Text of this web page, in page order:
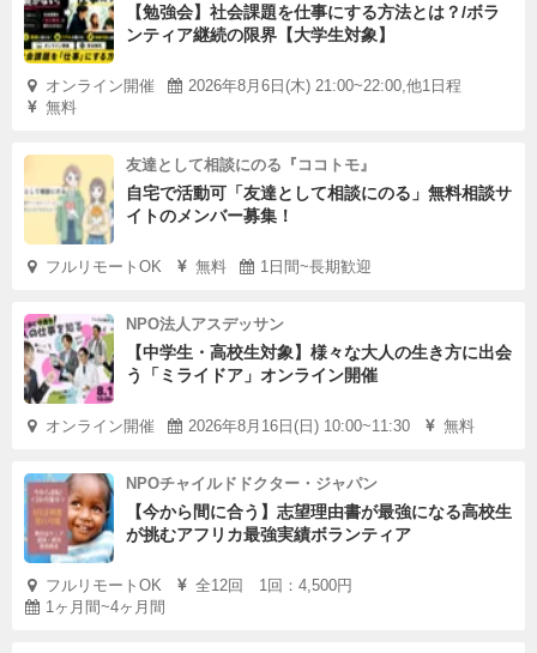
【勉強会】社会課題を仕事にする方法とは？/ボラ
ンティア継続の限界【大学生対象】
オンライン開催
2026年8月6日(木) 21:00~22:00,他1日程
無料
友達として相談にのる『ココトモ』
自宅で活動可「友達として相談にのる」無料相談サ
イトのメンバー募集！
フルリモートOK 無料 1日間~長期歓迎
NPO法人アスデッサン
【中学生・高校生対象】様々な大人の生き方に出会
う「ミライドア」オンライン開催
オンライン開催 2026年8月16日(日) 10:00~11:30 無料
NPOチャイルドドクター・ジャパン
【今から間に合う】志望理由書が最強になる高校生
が挑むアフリカ最強実績ボランティア
フルリモートOK
全12回 1回：4,500円
1ヶ月間~4ヶ月間